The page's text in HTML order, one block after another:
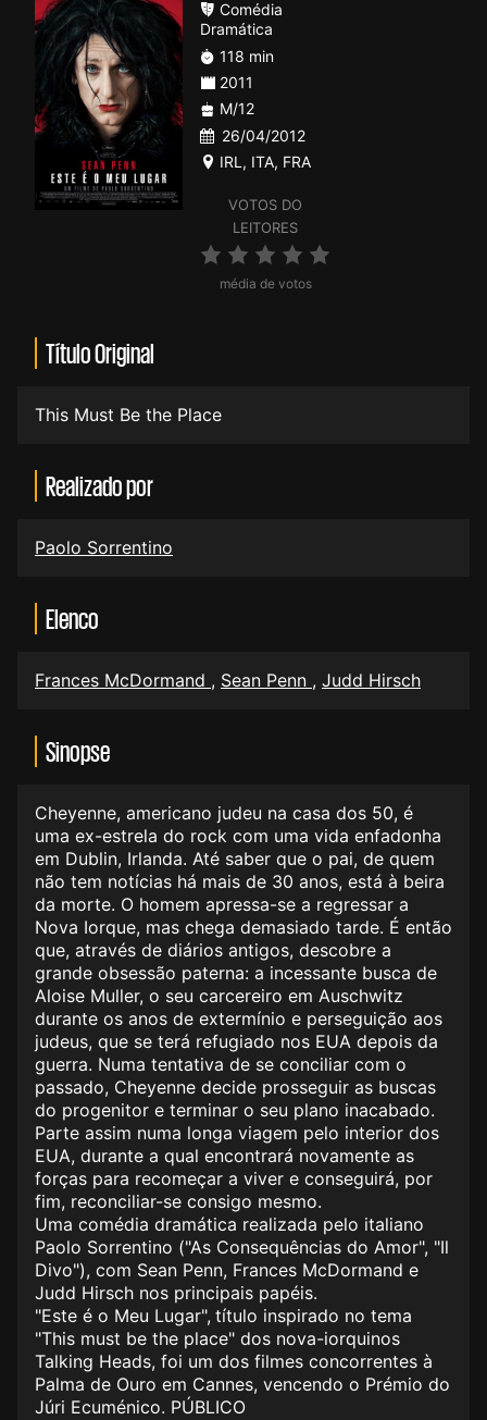
VOTOS DO
LEITORES
média de votos
Comédia
Dramática
118 min
2011
M/12
26/04/2012
IRL , ITA, FRA
Título Original
This Must Be the Place
Realizado por
Paolo Sorrentino
Elenco
Frances McDormand , Sean Penn , Judd Hirsch
Sinopse
Cheyenne, americano judeu na casa dos 50, é
uma ex-estrela do rock com uma vida enfadonha
em Dublin, Irlanda. Até saber que o pai, de quem
não tem notícias há mais de 30 anos, está à beira
da morte. O homem apressa-se a regressar a
Nova Iorque, mas chega demasiado tarde. É então
que, através de diários antigos, descobre a
grande obsessão paterna: a incessante busca de
Aloise Muller, o seu carcereiro em Auschwitz
durante os anos de extermínio e perseguição aos
judeus, que se terá refugiado nos EUA depois da
guerra. Numa tentativa de se conciliar com o
passado, Cheyenne decide prosseguir as buscas
do progenitor e terminar o seu plano inacabado.
Parte assim numa longa viagem pelo interior dos
EUA, durante a qual encontrará novamente as
forças para recomeçar a viver e conseguirá, por
fim, reconciliar-se consigo mesmo.
Uma comédia dramática realizada pelo italiano
Paolo Sorrentino ("As Consequências do Amor", "Il
Divo"), com Sean Penn, Frances McDormand e
Judd Hirsch nos principais papéis.
"Este é o Meu Lugar", título inspirado no tema
"This must be the place" dos nova-iorquinos
Talking Heads, foi um dos filmes concorrentes à
Palma de Ouro em Cannes, vencendo o Prémio do
Júri Ecuménico. PÚBLICO